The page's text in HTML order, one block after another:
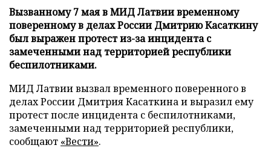
Вызванному 7 мая в МИД Латвии временному
поверенному в делах России Дмитрию Касаткину
был выражен протест из-за инцидента с
замеченными над территорией республики
беспилотниками.
МИД Латвии вызвал временного поверенного в
делах России Дмитрия Касаткина и выразил ему
протест после инцидента с беспилотниками,
замеченными над территорией республики,
сообщают «Вести».